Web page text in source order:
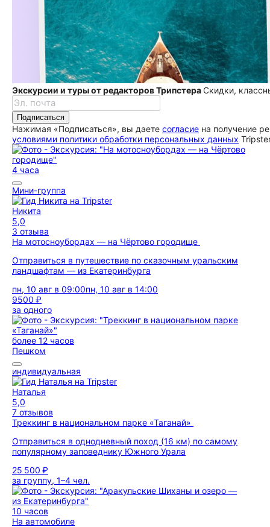
Экскурсии и туры от редакторов ТрипстераСкидки,
Подписаться
Нажимая «Подписаться», вы даете согласие на получение
условиями политики обработки персональных данных
4 часа
Мини-группа
Никита
5,0
3 отзыва
На мотосноубордах — на Чёртово городище
Отправиться в путешествие по сказочным уральским
ландшафтам — из Екатеринбурга
пн, 10 авг в 09:00пн, 10 авг в 14:00
9500 ₽
за одного
более 12 часов
Пешком
индивидуальная
Наталья
5,0
7 отзывов
Треккинг в национальном парке «Таганай»
Отправиться в однодневный поход (16 км) по самому
популярному заповеднику Южного Урала
25 500 ₽
за группу, 1–4 чел.
10 часов
На автомобиле